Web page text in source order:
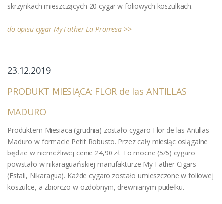
skrzynkach mieszczących 20 cygar w foliowych koszulkach.
do opisu cygar My Father La Promesa >>
23.12.2019
PRODUKT MIESIĄCA: FLOR de las ANTILLAS
MADURO
Produktem Miesiaca (grudnia) zostało cygaro Flor de las Antillas
Maduro w formacie Petit Robusto. Przez cały miesiąc osiągalne
będzie w niemożliwej cenie 24,90 zł. To mocne (5/5) cygaro
powstało w nikaraguańskiej manufakturze My Father Cigars
(Estali, Nikaragua). Każde cygaro zostało umieszczone w foliowej
koszulce, a zbiorczo w ozdobnym, drewnianym pudełku.